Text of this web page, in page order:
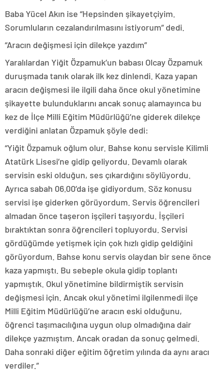
Baba Yücel Akın ise “Hepsinden şikayetçiyim.
Sorumluların cezalandırılmasını istiyorum” dedi.
“Aracın değişmesi için dilekçe yazdım”
Yaralılardan Yiğit Özpamuk’un babası Olcay Özpamuk
duruşmada tanık olarak ilk kez dinlendi. Kaza yapan
aracın değişmesi ile ilgili daha önce okul yönetimine
şikayette bulunduklarını ancak sonuç alamayınca bu
kez de İlçe Milli Eğitim Müdürlüğü’ne giderek dilekçe
verdiğini anlatan Özpamuk şöyle dedi:
“Yiğit Özpamuk oğlum olur. Bahse konu servisle Kilimli
Atatürk Lisesi’ne gidip geliyordu. Devamlı olarak
servisin eski olduğun, ses çıkardığını söylüyordu.
Ayrıca sabah 06.00’da işe gidiyordum. Söz konusu
servisi işe giderken görüyordum. Servis öğrencileri
almadan önce taşeron işçileri taşıyordu. İşçileri
bıraktıktan sonra öğrencileri topluyordu. Servisi
gördüğümde yetişmek için çok hızlı gidip geldiğini
görüyordum. Bahse konu servis olaydan bir sene önce
kaza yapmıştı. Bu sebeple okula gidip toplantı
yapmıştık. Okul yönetimine bildirmiştik servisin
değişmesi için. Ancak okul yönetimi ilgilenmedi ilçe
Milli Eğitim Müdürlüğü’ne aracın eski olduğunu,
öğrenci taşımacılığına uygun olup olmadığına dair
dilekçe yazmıştım. Ancak oradan da sonuç gelmedi.
Daha sonraki diğer eğitim öğretim yılında da aynı aracı
verdiler.”